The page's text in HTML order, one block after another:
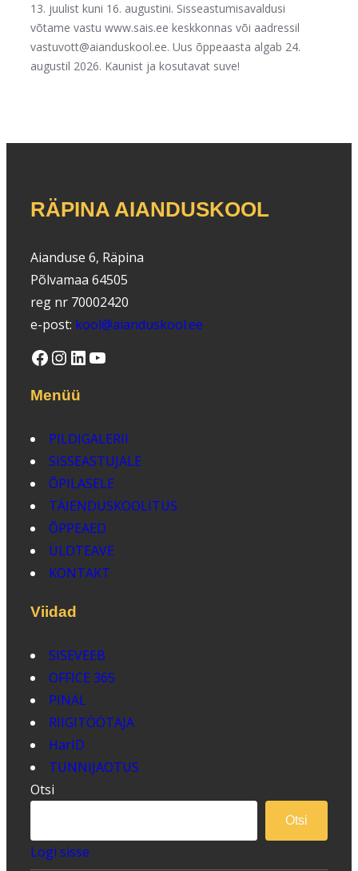
13. juulist kuni 16. augustini. Sisseastumisavaldusi
võtame vastu www.sais.ee keskkonnas või aadressil
vastuvott@aianduskool.ee. Uus õppeaasta algab 24.
augustil 2026. Kaunist ja kosutavat suve!
RÄPINA AIANDUSKOOL
Aianduse 6, Räpina
Põlvamaa 64505
reg nr 70002420
e-post: kool@aianduskool.ee
Facebook InstagramLinkedIn YouTube
Menüü
PILDIGALERII
SISSEASTUJALE
ÕPILASELE
TÄIENDUSKOOLITUS
ÕPPEAED
ÜLDTEAVE
KONTAKT
Viidad
SISEVEEB
OFFICE 365
PINAL
RIIGITÖÖTAJA
HarID
TUNNIJAOTUS
Otsi
Otsi
Logi sisse